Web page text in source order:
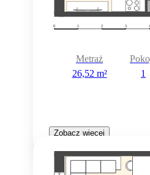
Metraż
26,52 m²
1
Zobacz więcej